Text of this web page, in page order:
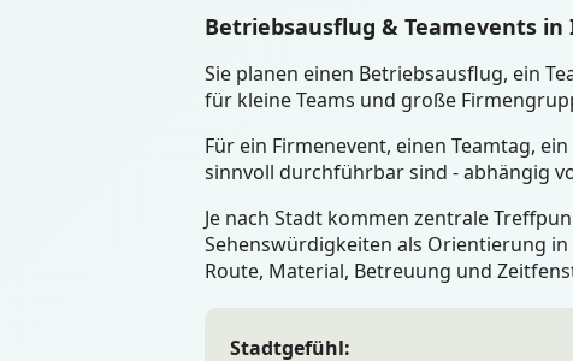
Betriebsausflug & Teamevents
Sie planen einen Betriebsausflug, ein
für kleine Teams und große
Für ein Firmenevent, einen Teamtag,
sinnvoll durchführbar sind - abhängig
Je nach Stadt kommen zentrale
Sehenswürdigkeiten als Orientierung in
Route, Material, Betreuung und
Stadtgefühl: